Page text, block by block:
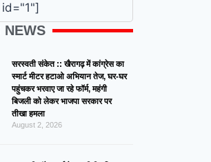
NEWS
सरस्वती संकेत :: खैरागढ़ में कांग्रेस का
स्मार्ट मीटर हटाओ अभियान तेज, घर-घर
पहुंचकर भरवाए जा रहे फॉर्म, महंगी
बिजली को लेकर भाजपा सरकार पर
तीखा हमला
August 2, 2026